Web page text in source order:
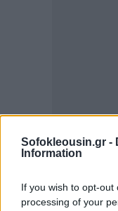
Sofokleousin.gr -
Information
If you wish to opt-
processing of your